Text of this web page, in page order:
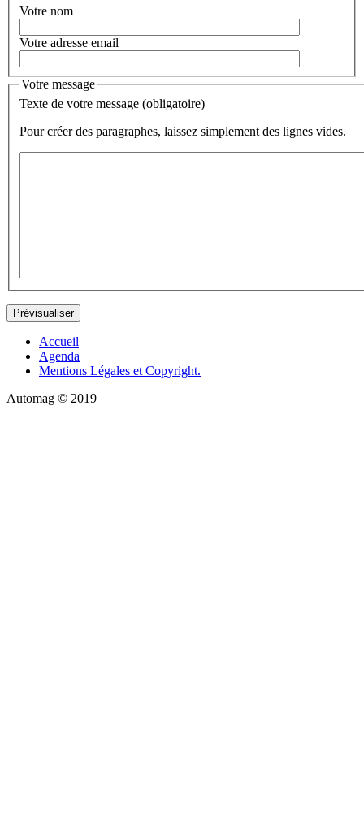
Votre nom
Votre adresse email
Votre message
Texte de votre message (obligatoire)
Pour créer des paragraphes, laissez simplement des lignes vides.
Accueil
Agenda
Mentions Légales et Copyright.
Automag © 2019